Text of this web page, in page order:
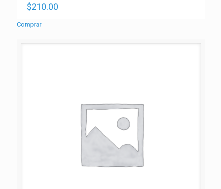
$210.00
Comprar